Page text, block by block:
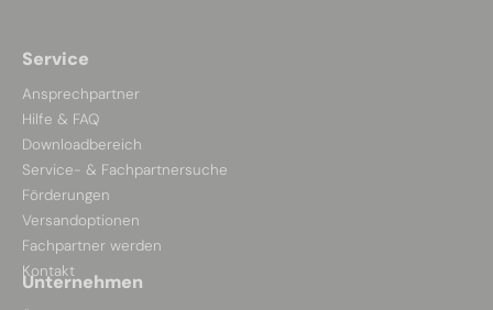
Service
Ansprechpartner
Hilfe & FAQ
Downloadbereich
Service- & Fachpartnersuche
Förderungen
Versandoptionen
Fachpartner werden
Kontakt
Unternehmen